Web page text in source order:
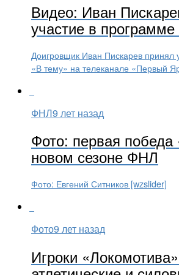
Видео: Иван
участие в
Доигровщик Иван Пискарев принял
«В тему» на телеканале «Первый
ФНЛ9 лет назад
Фото: первая
новом сезоне ФНЛ
Фото: Евгений Ситников [wzslider]
Фото9 лет назад
Игроки